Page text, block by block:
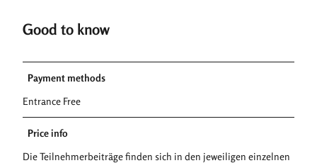
Good to know
Payment methods
Entrance Free
Price info
Die Teilnehmerbeiträge finden sich in den jeweiligen einzelnen